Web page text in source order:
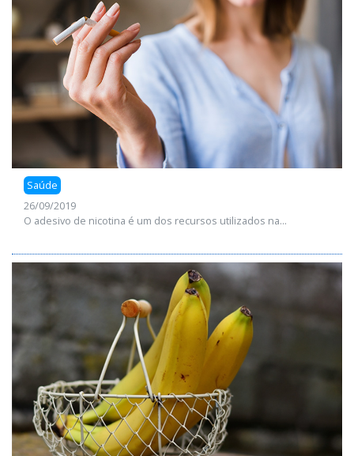
Saúde
26/09/2019
O adesivo de nicotina é um dos recursos utilizados na...